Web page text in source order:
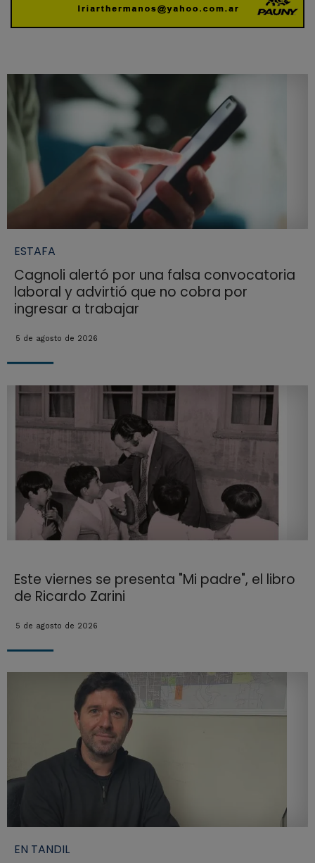
ESTAFA
Cagnoli alertó por una falsa convocatoria
laboral y advirtió que no cobra por
ingresar a trabajar
5 de agosto de 2026
Este viernes se presenta "Mi padre", el libro
de Ricardo Zarini
5 de agosto de 2026
EN TANDIL